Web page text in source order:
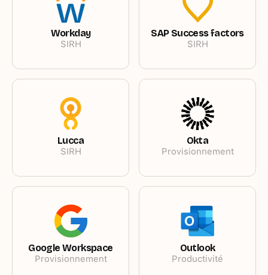
Workday
SIRH
SAP Success factors
SIRH
Lucca
SIRH
Okta
Provisionnement
Google Workspace
Provisionnement
Outlook
Productivité